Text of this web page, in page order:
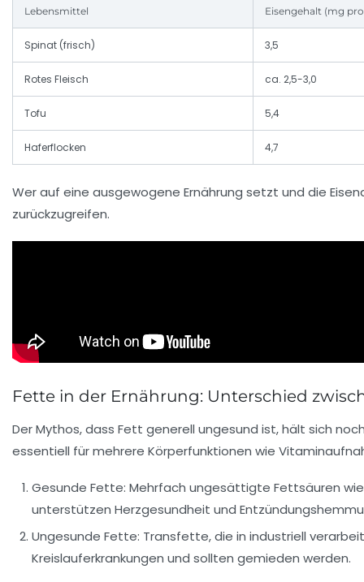
Lebensmittel Eisengehalt (mg
Spinat (frisch) 3,5
Rotes Fleisch ca. 2,5-3,0
Tofu 5,4
Haferflocken 4,7
Wer auf eine ausgewogene Ernährung setzt und die
zurückzugreifen.
Fette in der Ernährung: Unterschied
Der Mythos, dass Fett generell ungesund ist, hält sich
essentiell für mehrere Körperfunktionen wie
Gesunde Fette: Mehrfach ungesättigte Fettsäuren
unterstützen Herzgesundheit und
Ungesunde Fette: Transfette, die in industriell
Kreislauferkrankungen und sollten gemieden werden.